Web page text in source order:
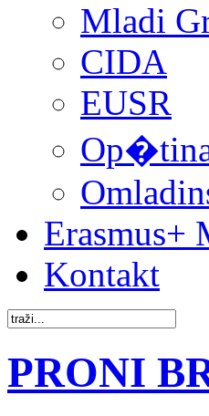
Mladi
CIDA
EUSR
Erasmus+
Kontakt
PRONI